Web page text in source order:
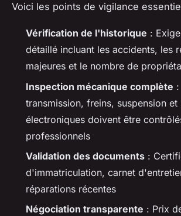
Voici les points de vigilance
Vérification de l'historique :
détaillé incluant les accidents, les
majeures et le nombre de
Inspection mécanique complète
transmission, freins, suspension et
électroniques doivent être
professionnels
Validation des documents :
d'immatriculation, carnet
réparations récentes
Négociation transparente : Prix